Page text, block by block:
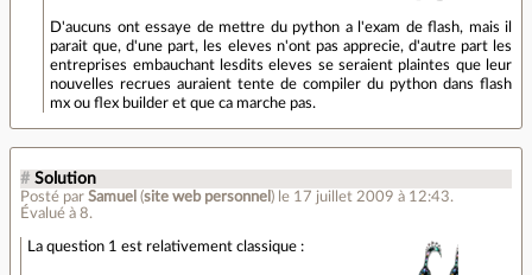
D'aucuns ont essaye de mettre du python a l'exam de flash, mais il
parait que, d'une part, les eleves n'ont pas apprecie, d'autre part les
entreprises embauchant lesdits eleves se seraient plaintes que leur
nouvelles recrues auraient tente de compiler du python dans flash
mx ou flex builder et que ca marche pas.
# Solution
Posté par Samuel (site web personnel ) le 17 juillet 2009 à 12:43.
Évalué à 8.
La question 1 est relativement classique :